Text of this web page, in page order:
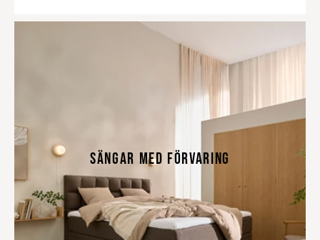
SÄNGAR MED FÖRVARING